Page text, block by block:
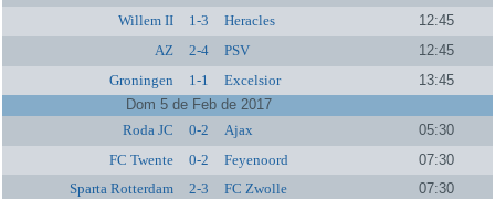
Willem II
1-3 Heracles
12:45
AZ
2-4 PSV
12:45
Groningen
1-1 Excelsior
13:45
Dom 5 de Feb de 2017
Roda JC
0-2 Ajax
05:30
FC Twente
0-2 Feyenoord
07:30
Sparta Rotterdam
2-3 FC Zwolle
07:30